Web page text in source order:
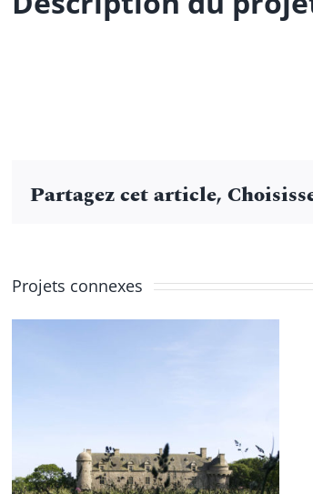
Partagez cet article,
Projets connexes